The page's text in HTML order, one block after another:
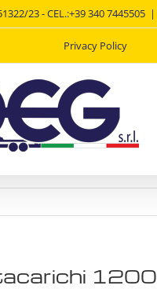
23 - CEL.:+39 340 7445505 |
Privacy Policy
1200